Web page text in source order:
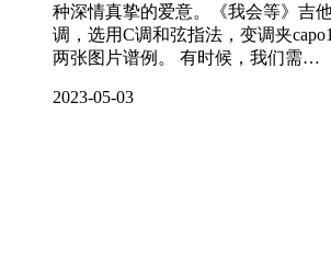
种深情真挚的爱意。《我会等》吉
调，选用C调和弦指法，变调夹
两张图片谱例。 有时候，我们需…
2023-05-03